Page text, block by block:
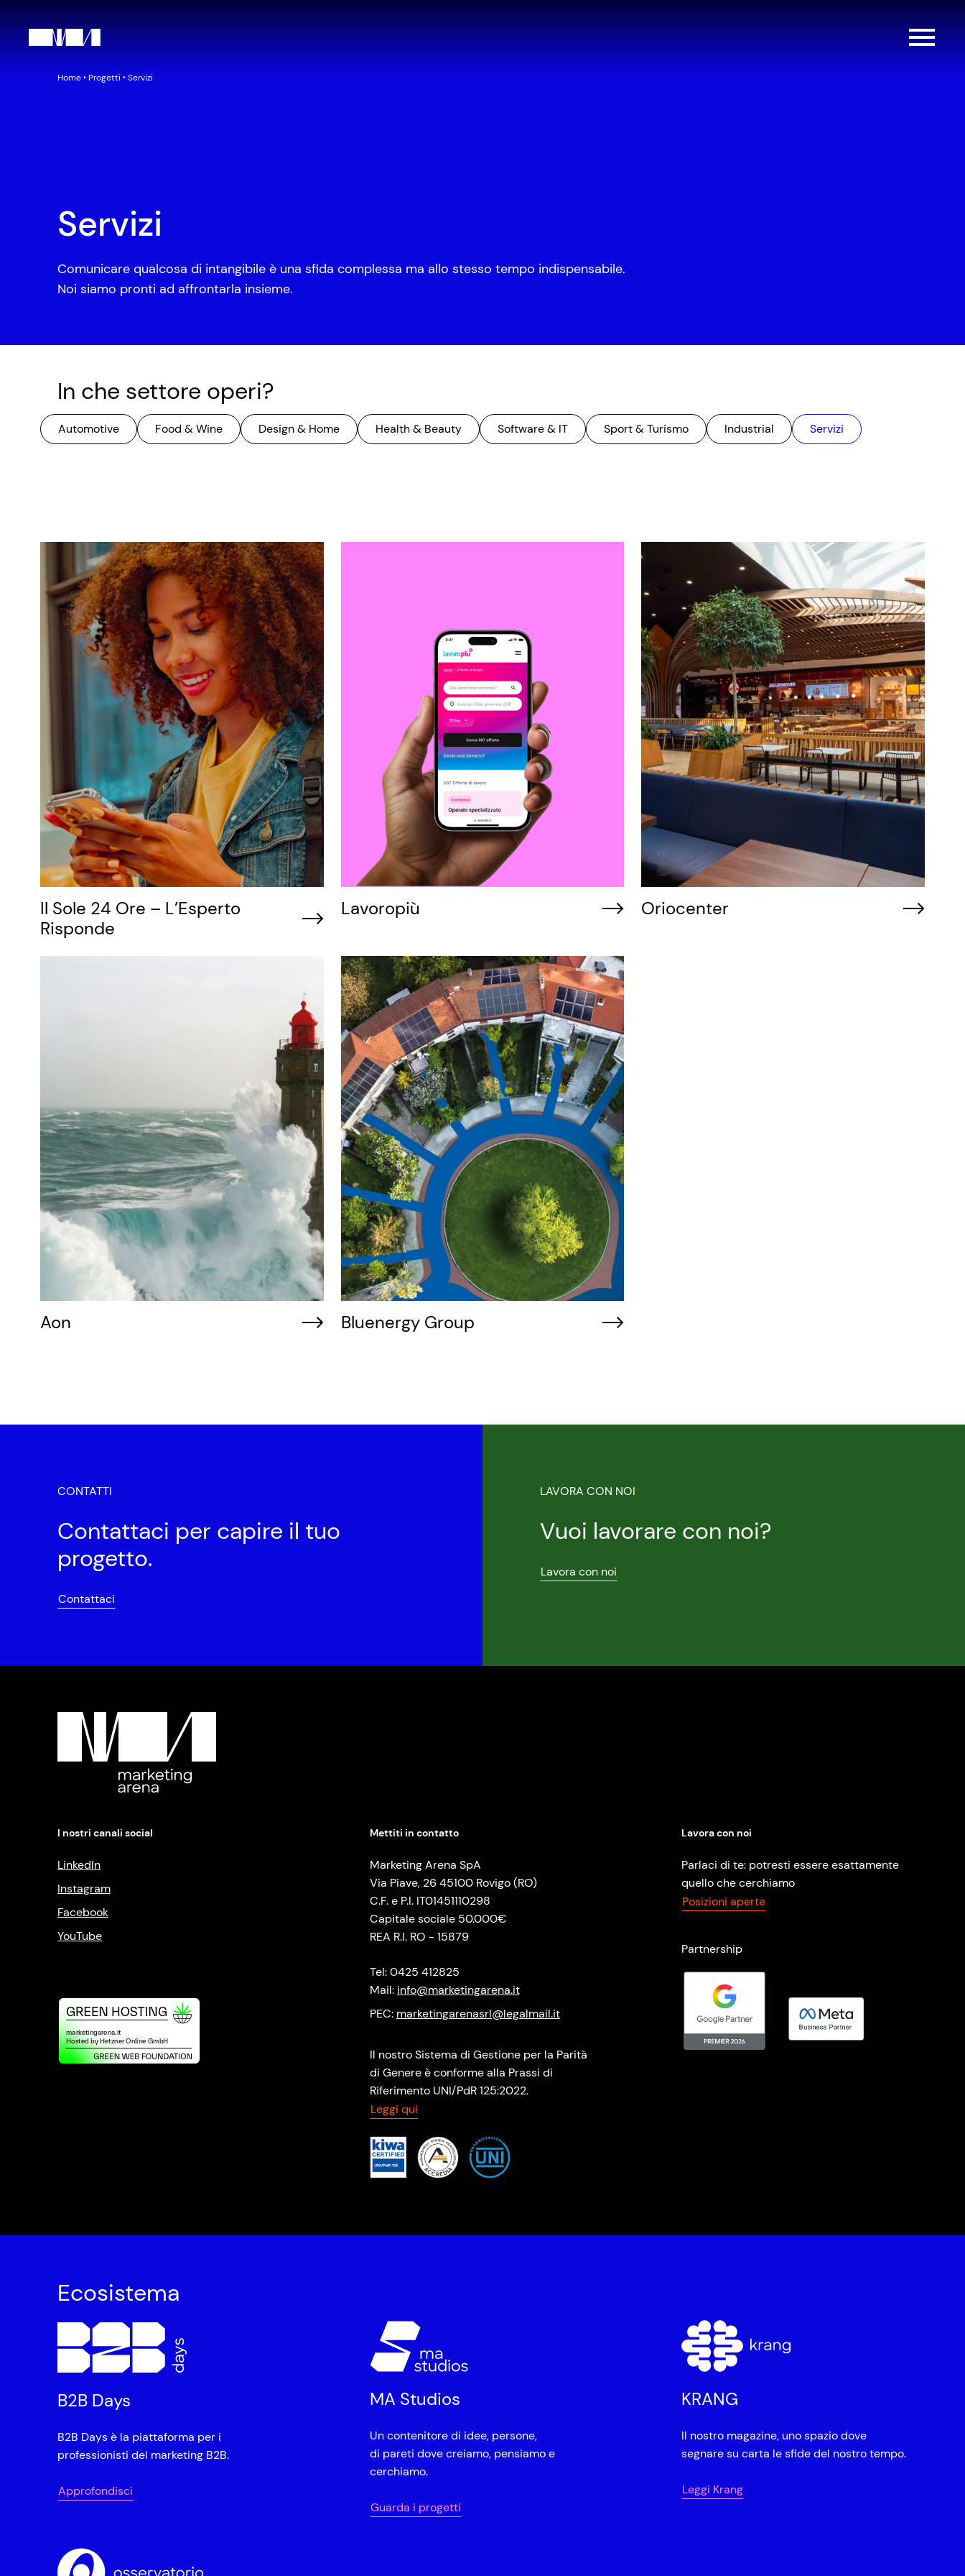
Home‣Progetti ‣Servizi
Servizi
Comunicare qualcosa di intangibile è una sfida complessa ma allo stesso tempo indispensabile.
Noi siamo pronti ad affrontarla insieme.
In che settore operi?
Automotive Food & Wine Design & Home Health & Beauty Software & IT Sport & Turismo Industrial Servizi
Il Sole 24 Ore – L’Esperto
Risponde
Lavoropiù Oriocenter
Aon Bluenergy Group
CONTATTI
Contattaci per capire il tuo
progetto.
Contattaci
LAVORA CON NOI
Vuoi lavorare con noi?
Lavora con noi
I nostri canali social
LinkedIn
Instagram
Facebook
YouTube
Mettiti in contatto
Marketing Arena SpA
Via Piave, 26 45100 Rovigo (RO)
C.F. e P.I. IT01451110298
Capitale sociale 50.000€
REA R.I. RO - 15879
Tel: 0425 412825
Mail: info@marketingarena.it
PEC: marketingarenasrl@legalmail.it
Il nostro Sistema di Gestione per la Parità
di Genere è conforme alla Prassi di
Riferimento UNI/PdR 125:2022.
Leggi qui
Lavora con noi
Parlaci di te: potresti essere esattamente
quello che cerchiamo
Posizioni aperte
Partnership
Ecosistema
B2B Days
B2B Days è la piattaforma per i
professionisti del marketing B2B.
Approfondisci
MA Studios
Un contenitore di idee, persone,
di pareti dove creiamo, pensiamo e
cerchiamo.
Guarda i progetti
KRANG
Il nostro magazine, uno spazio dove
segnare su carta le sfide del nostro tempo.
Leggi Krang